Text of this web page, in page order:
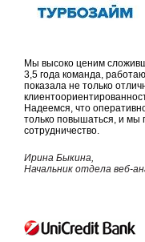
Мы высоко ценим
3,5 года команда,
показала не только
Надеемся, что
только повышаться, и
сотрудничество.
Ирина Быкина,
Начальник отдела веб-